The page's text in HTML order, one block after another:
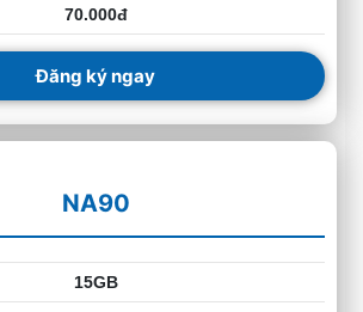
70.000đ
Đăng ký ngay
NA90
15GB